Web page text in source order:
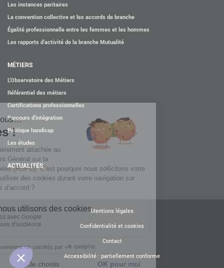
Les études
ACTUALITÉS
Les instances paritaires
La convention collective et les accords de branche
Égalité professionnelle entre les femmes et les hommes
Les rapports d’activité de la branche Mutualité
MÉTIERS
L’Observatoire des Métiers
Référentiel des métiers
Certifications professionnelles
Parcours d’intégration
Politique handicap
Les études
ACTUALITÉS
Mentions légales
Confidentialité et cookies
Contact
Accessibilité : partiellement conforme